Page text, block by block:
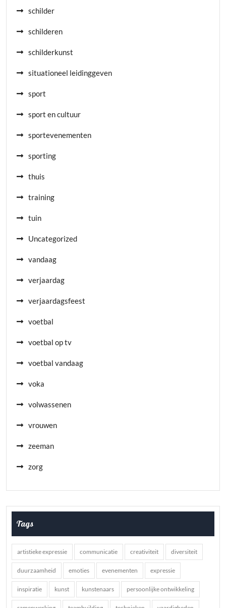
schilder
schilderen
schilderkunst
situationeel leidinggeven
sport
sport en cultuur
sportevenementen
sporting
thuis
training
tuin
Uncategorized
vandaag
verjaardag
verjaardagsfeest
voetbal
voetbal op tv
voetbal vandaag
voka
volwassenen
vrouwen
zeeman
zorg
Tags
artistieke expressie communicatie creativiteit diversiteit
duurzaamheid emoties evenementen expressie
inspiratie kunst kunstenaars persoonlijke ontwikkeling